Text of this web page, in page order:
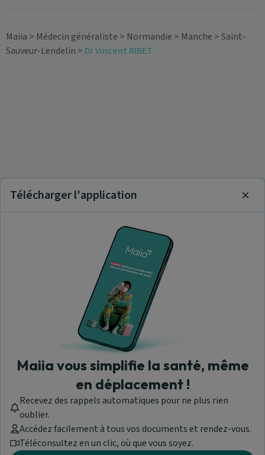
Maiia > Médecin généraliste > Normandie > Manche >Saint-
Sauveur-Lendelin > Dr Vincent RIBET
Télécharger l'application
Maiia vous simplifie la santé, même
en déplacement !
Recevez des rappels automatiques pour ne plus rien
oublier.
Accédez facilement à tous vos documents et rendez-vous.
Téléconsultez en un clic, où que vous soyez.